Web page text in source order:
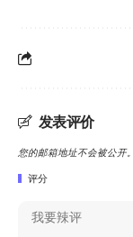
发表评价
您的邮箱地址不会被公开。
评分